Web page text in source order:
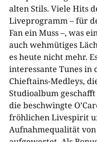
alten Stils. Viele Hits
Liveprogramm – für
Fan ein Muss –, was
auch wehmütiges
es heute nicht mehr.
interessante Tunes in
Chieftains-Medleys,
Studioalbum
die beschwingte
fröhlichen Livespirit
Aufnahmequalität